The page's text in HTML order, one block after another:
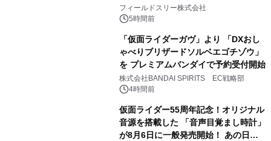
約1300万画素、用途別に選べるコンデ
ジ新登場
フィールドスリー株式会社
5時間前
「仮面ライダーガヴ」より 「DXおし
ゃべりブリザードソルベエゴチゾウ」
を プレミアムバンダイで予約受付開始
株式会社BANDAI SPIRITS EC戦略部
4時間前
仮面ライダー55周年記念！オリジナル
音源を搭載した 「音声目覚まし時計」
が8月6日に一般発売開始！ あの日の